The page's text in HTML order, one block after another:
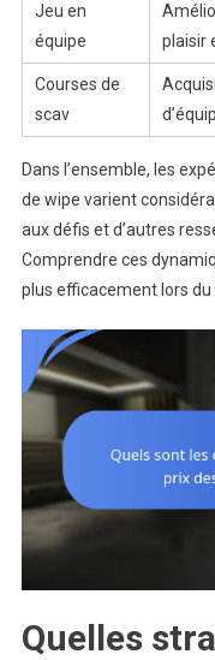
Jeu en
équipe
plaisir
Courses de
scav
Dans l’ensemble, les
de wipe varient
aux défis et d’autres
Comprendre ces
plus efficacement lors du
Quelles